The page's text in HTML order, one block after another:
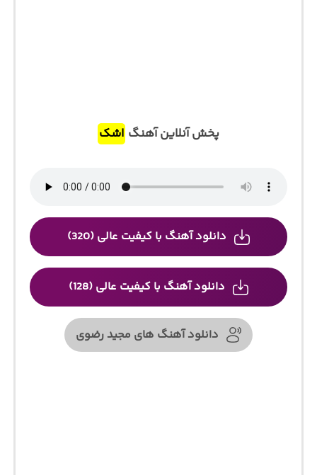
پخش آنلاین آهنگ اشک
دانلود آهنگ با کیفیت عالی (320)
دانلود آهنگ با کیفیت عالی (128)
دانلود آهنگ های مجید رضوی